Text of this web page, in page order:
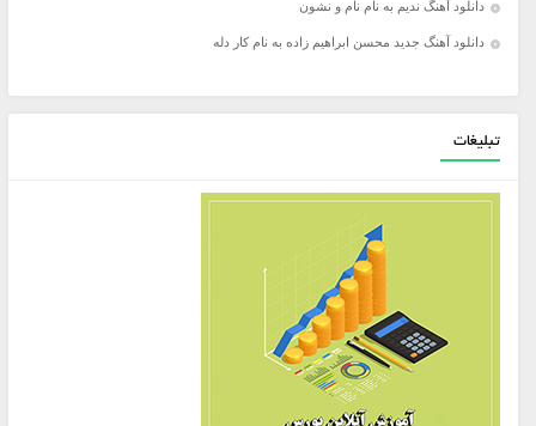
دانلود آهنگ ندیم به نام نام و نشون
دانلود آهنگ جدید محسن ابراهیم زاده به نام کار دله
تبلیغات